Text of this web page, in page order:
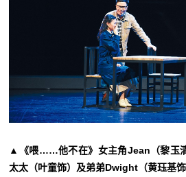
▲《喂……他不在》女主角Jean（黎玉
太太（叶童饰）及弟弟Dwight（黄珏基饰